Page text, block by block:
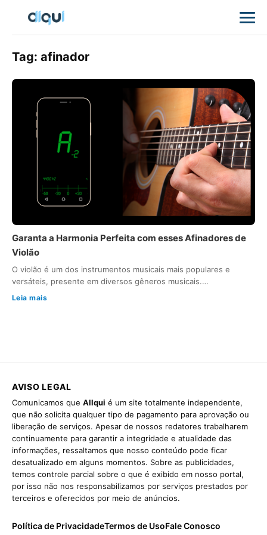
Tag: afinador
Garanta a Harmonia Perfeita com esses Afinadores de
Violão
O violão é um dos instrumentos musicais mais populares e
versáteis, presente em diversos gêneros musicais.…
Leia mais
AVISO LEGAL
Comunicamos que Allqui é um site totalmente independente,
que não solicita qualquer tipo de pagamento para aprovação ou
liberação de serviços. Apesar de nossos redatores trabalharem
continuamente para garantir a integridade e atualidade das
informações, ressaltamos que nosso conteúdo pode ficar
desatualizado em alguns momentos. Sobre as publicidades,
temos controle parcial sobre o que é exibido em nosso portal,
por isso não nos responsabilizamos por serviços prestados por
terceiros e oferecidos por meio de anúncios.
Política de PrivacidadeTermos de UsoFale Conosco